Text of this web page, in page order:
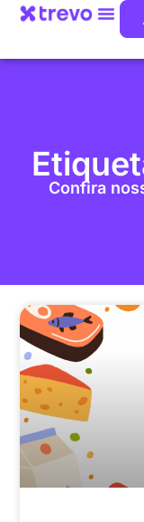
Confira